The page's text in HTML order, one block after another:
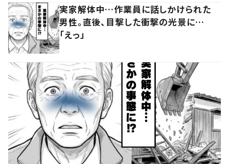
実家解体中…作業員に話しかけられた
男性。直後、目撃した衝撃の光景に…
「えっ」